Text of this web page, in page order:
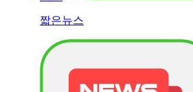
짧은뉴스